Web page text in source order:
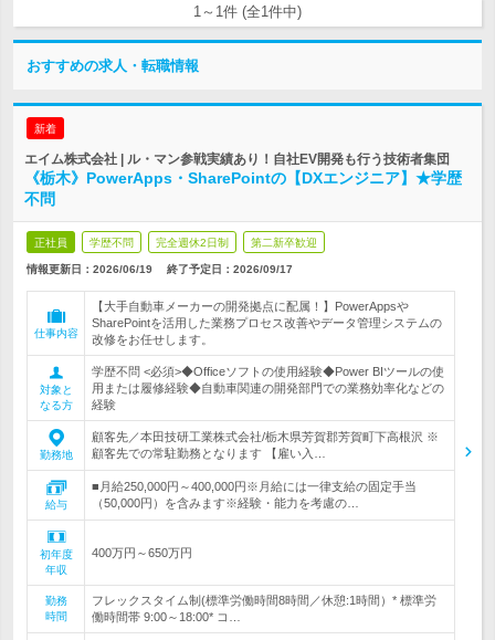
1～1件 (全1件中)
おすすめの求人・転職情報
新着
エイム株式会社 | ル・マン参戦実績あり！自社EV開発も行う技術者集団
《栃木》PowerApps・SharePointの【DXエンジニア】★学歴
不問
正社員 学歴不問 完全週休2日制 第二新卒歓迎
情報更新日：2026/06/19 終了予定日： 2026/09/17
仕事内容
【大手自動車メーカーの開発拠点に配属！】PowerAppsや
SharePointを活用した業務プロセス改善やデータ管理システムの
改修をお任せします。
対象と
なる方
学歴不問 <必須>◆Officeソフトの使用経験◆Power BIツールの使
用または履修経験◆自動車関連の開発部門での業務効率化などの
経験
勤務地
顧客先／本田技研工業株式会社/栃木県芳賀郡芳賀町下高根沢 ※
顧客先での常駐勤務となります 【雇い入…
給与
■月給250,000円～400,000円※月給には一律支給の固定手当
（50,000円）を含みます※経験・能力を考慮の…
初年度
年収
400万円～650万円
勤務
時間
フレックスタイム制(標準労働時間8時間／休憩:1時間）* 標準労
働時間帯 9:00～18:00* コ…